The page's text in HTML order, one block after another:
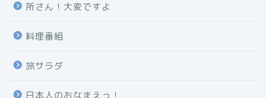
所さん！大変ですよ
料理番組
旅サラダ